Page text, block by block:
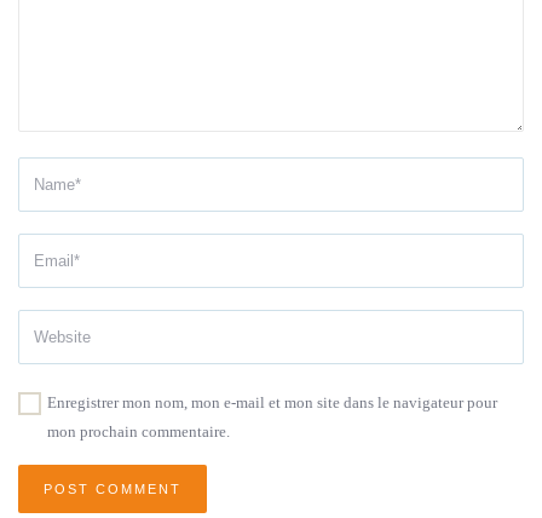
Enregistrer mon nom, mon e-mail et mon site dans le navigateur pour
mon prochain commentaire.